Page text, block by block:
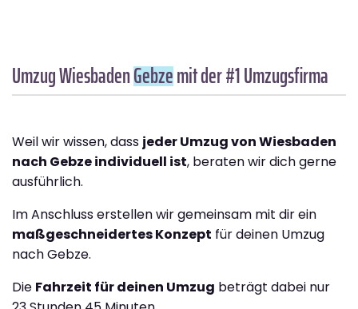
Umzug WiesbadenGebzemit der #1 Umzugsfirma
Weil wir wissen, dass jeder Umzug von Wiesbaden
nach Gebze individuell ist, beraten wir dich gerne
ausführlich.
Im Anschluss erstellen wir gemeinsam mit dir ein
maßgeschneidertes Konzept für deinen Umzug
nach Gebze.
Die Fahrzeit für deinen Umzug beträgt dabei nur